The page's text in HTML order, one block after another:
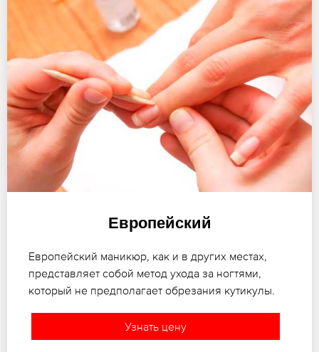
Европейский
Европейский маникюр, как и в других местах,
представляет собой метод ухода за ногтями,
который не предполагает обрезания кутикулы.
Узнать цену